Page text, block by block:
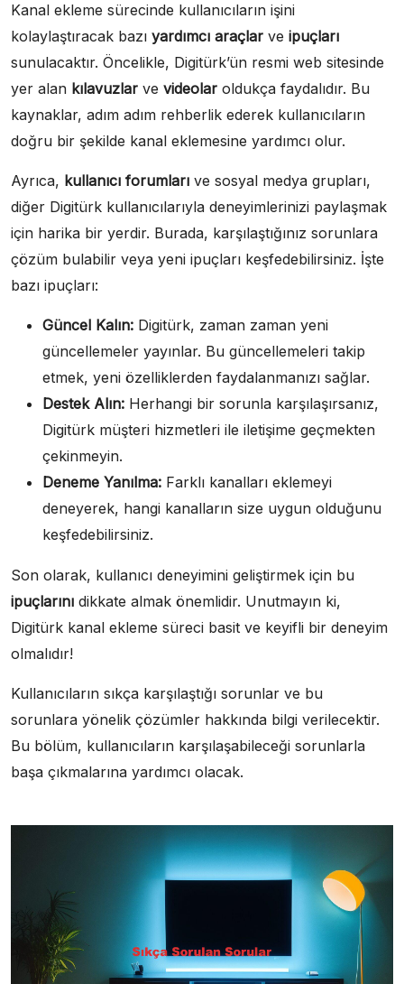
Kanal ekleme sürecinde kullanıcıların işini
kolaylaştıracak bazı yardımcı araçlar ve ipuçları
sunulacaktır. Öncelikle, Digitürk’ün resmi web sitesinde
yer alan kılavuzlar ve videolar oldukça faydalıdır. Bu
kaynaklar, adım adım rehberlik ederek kullanıcıların
doğru bir şekilde kanal eklemesine yardımcı olur.
Ayrıca, kullanıcı forumları ve sosyal medya grupları,
diğer Digitürk kullanıcılarıyla deneyimlerinizi paylaşmak
için harika bir yerdir. Burada, karşılaştığınız sorunlara
çözüm bulabilir veya yeni ipuçları keşfedebilirsiniz. İşte
bazı ipuçları:
Güncel Kalın: Digitürk, zaman zaman yeni
güncellemeler yayınlar. Bu güncellemeleri takip
etmek, yeni özelliklerden faydalanmanızı sağlar.
Destek Alın: Herhangi bir sorunla karşılaşırsanız,
Digitürk müşteri hizmetleri ile iletişime geçmekten
çekinmeyin.
Deneme Yanılma: Farklı kanalları eklemeyi
deneyerek, hangi kanalların size uygun olduğunu
keşfedebilirsiniz.
Son olarak, kullanıcı deneyimini geliştirmek için bu
ipuçlarını dikkate almak önemlidir. Unutmayın ki,
Digitürk kanal ekleme süreci basit ve keyifli bir deneyim
olmalıdır!
Kullanıcıların sıkça karşılaştığı sorunlar ve bu
sorunlara yönelik çözümler hakkında bilgi verilecektir.
Bu bölüm, kullanıcıların karşılaşabileceği sorunlarla
başa çıkmalarına yardımcı olacak.